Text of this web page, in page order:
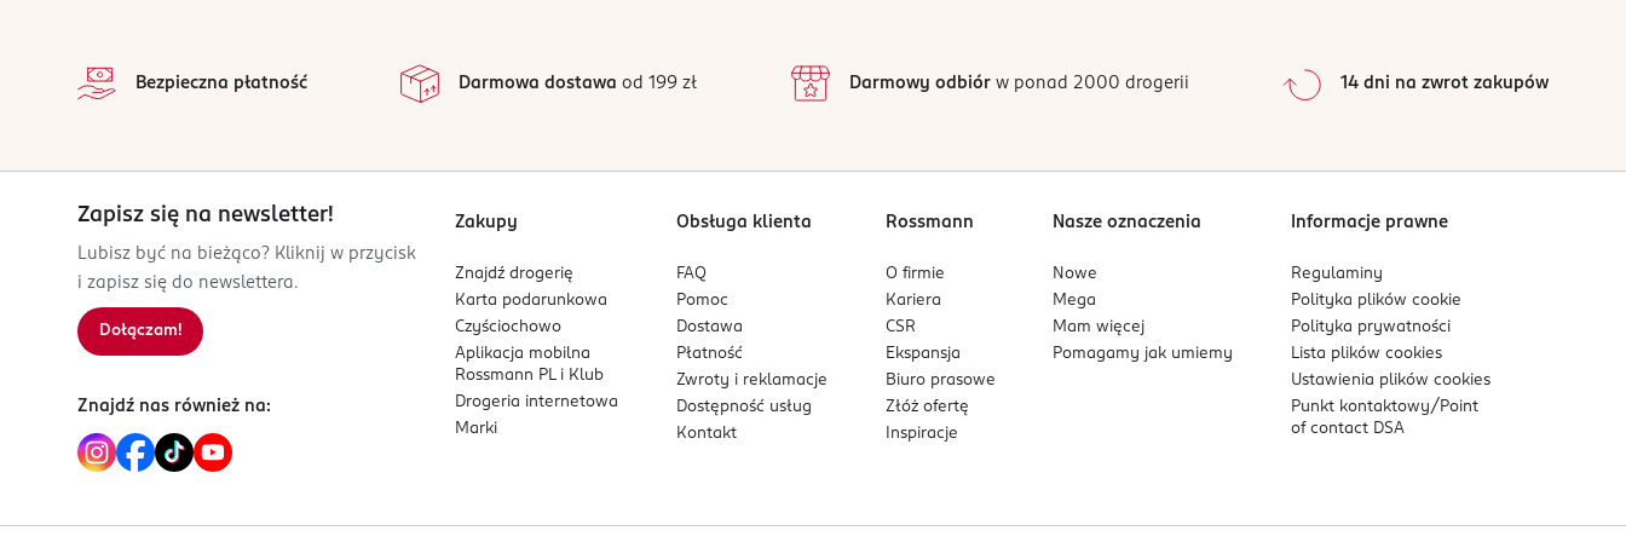
2
1
0%
Sortowanie wgdata: od najnowszej
Bezpieczna płatność Darmowa dostawa od 199 zł Darmowy odbiórw ponad 2000 drogerii 14 dni na zwrot zakupów
Zapisz się na newsletter!
Lubisz być na bieżąco? Kliknij w przycisk
i zapisz się do newslettera.
Dołączam!
Znajdź nas również na:
Zakupy
Znajdź drogerię
Karta podarunkowa
Czyściochowo
Aplikacja mobilna
Rossmann PL i Klub
Drogeria internetowa
Marki
Obsługa klienta
FAQ
Pomoc
Dostawa
Płatność
Zwroty i reklamacje
Dostępność usług
Kontakt
Rossmann
O firmie
Kariera
CSR
Ekspansja
Biuro prasowe
Złóż ofertę
Inspiracje
Nasze oznaczenia
Nowe
Mega
Mam więcej
Pomagamy jak umiemy
Informacje prawne
Regulaminy
Polityka plikówcookie
Polityka prywatności
Lista plikówcookies
Ustawienia plikówcookies
Punkt kontaktowy/ Point
of contact DSA